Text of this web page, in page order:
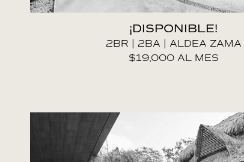
¡DISPONIBLE!
2BR | 2BA | ALDEA ZAMA
$19,000 AL MES